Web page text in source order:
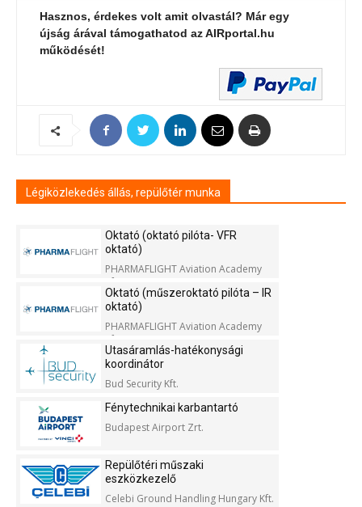
Hasznos, érdekes volt amit olvastál? Már egy
újság árával támogathatod az AIRportal.hu
működését!
Légiközlekedés állás, repülőtér munka
Oktató (oktató pilóta- VFR
oktató)
PHARMAFLIGHT Aviation Academy
Kft.
Oktató (műszeroktató pilóta – IR
oktató)
PHARMAFLIGHT Aviation Academy
Kft.
Utasáramlás-hatékonysági
koordinátor
Bud Security Kft.
Fénytechnikai karbantartó
Budapest Airport Zrt.
Repülőtéri műszaki
eszközkezelő
Celebi Ground Handling Hungary Kft.